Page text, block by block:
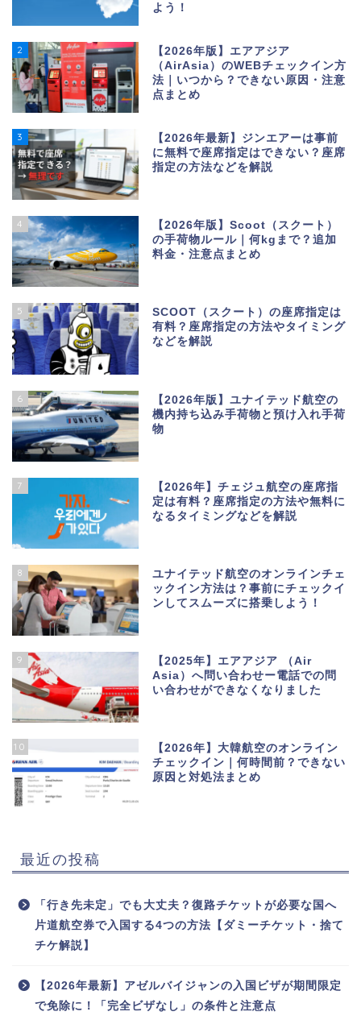
よう！
2
【2026年版】エアアジア
（AirAsia）のWEBチェックイン方
法｜いつから？できない原因・注意
点まとめ
3
【2026年最新】ジンエアーは事前
に無料で座席指定はできない？座席
指定の方法などを解説
4
【2026年版】Scoot（スクート）
の手荷物ルール｜何kgまで？追加
料金・注意点まとめ
5
SCOOT（スクート）の座席指定は
有料？座席指定の方法やタイミング
などを解説
6
【2026年版】ユナイテッド航空の
機内持ち込み手荷物と預け入れ手荷
物
7
【2026年】チェジュ航空の座席指
定は有料？座席指定の方法や無料に
なるタイミングなどを解説
8
ユナイテッド航空のオンラインチェ
ックイン方法は？事前にチェックイ
ンしてスムーズに搭乗しよう！
9
【2025年】エアアジア （Air
Asia）へ問い合わせー電話での問
い合わせができなくなりました
10
【2026年】大韓航空のオンライン
チェックイン｜何時間前？できない
原因と対処法まとめ
最近の投稿
「行き先未定」でも大丈夫？復路チケットが必要な国へ
片道航空券で入国する4つの方法【ダミーチケット・捨て
チケ解説】
【2026年最新】アゼルバイジャンの入国ビザが期間限定
で免除に！「完全ビザなし」の条件と注意点